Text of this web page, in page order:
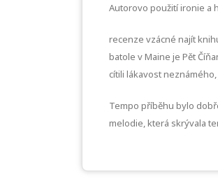
Autorovo použití ironie a
recenze vzácné najít
batole v Maine je Pět
cítili lákavost
Tempo příběhu bylo
melodie, která skrývala